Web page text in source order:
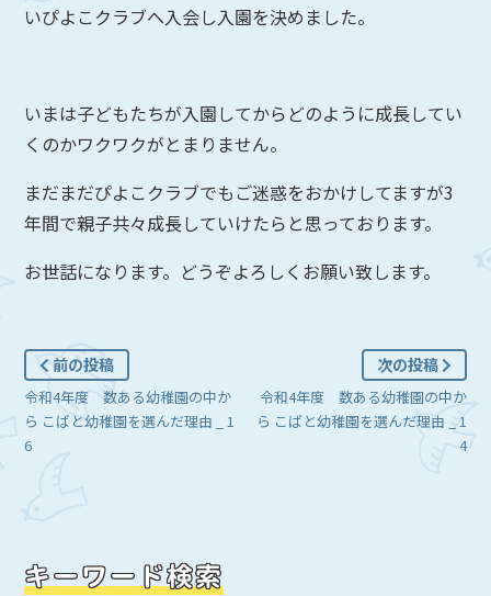
いぴよこクラブへ入会し入園を決めました。
いまは子どもたちが入園してからどのように成長してい
くのかワクワクがとまりません。
まだまだぴよこクラブでもご迷惑をおかけしてますが3
年間で親子共々成長していけたらと思っております。
お世話になります。どうぞよろしくお願い致します。
前の投稿
令和4年度 数ある幼稚園の中か
ら こばと幼稚園を選んだ理由 _ 1
6
次の投稿
令和4年度 数ある幼稚園の中か
ら こばと幼稚園を選んだ理由 _ 1
4
キーワード検索